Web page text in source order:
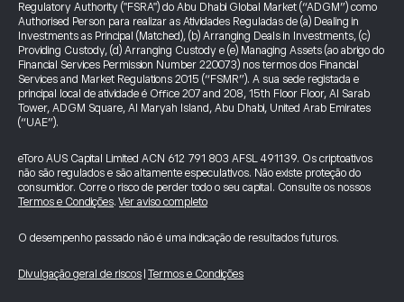
Regulatory Authority ("FSRA") do Abu Dhabi Global Market (“ADGM”) como
Authorised Person para realizar as Atividades Reguladas de (a) Dealing in
Investments as Principal (Matched), (b) Arranging Deals in Investments, (c)
Providing Custody, (d) Arranging Custody e (e) Managing Assets (ao abrigo do
Financial Services Permission Number 220073) nos termos dos Financial
Services and Market Regulations 2015 (“FSMR”). A sua sede registada e
principal local de atividade é Office 207 and 208, 15th Floor Floor, Al Sarab
Tower, ADGM Square, Al Maryah Island, Abu Dhabi, United Arab Emirates
(“UAE”).
eToro AUS Capital Limited ACN 612 791 803 AFSL 491139. Os criptoativos
não são regulados e são altamente especulativos. Não existe proteção do
consumidor. Corre o risco de perder todo o seu capital. Consulte os nossos
Termos e Condições.Ver aviso completo
O desempenho passado não é uma indicação de resultados futuros.
Divulgação geral de riscos Termos e Condições